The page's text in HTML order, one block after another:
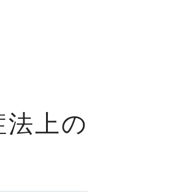
上の